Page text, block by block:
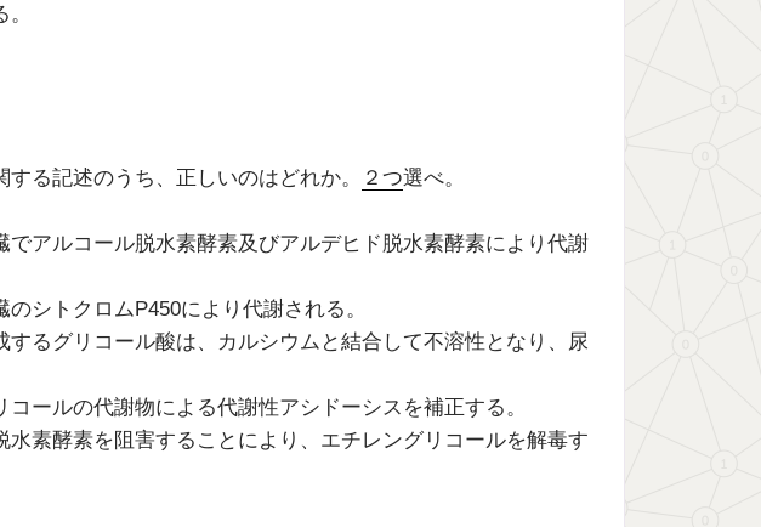
る記述のうち、正しいのはどれか。
２つ選べ。
アルコール脱水素酵素及びアルデヒド脱水素酵素により代謝
シトクロムP450により代謝される。
るグリコール酸は、カルシウムと結合して不溶性となり、尿
ールの代謝物による代謝性アシドーシスを補正する。
素酵素を阻害することにより、エチレングリコールを解毒す